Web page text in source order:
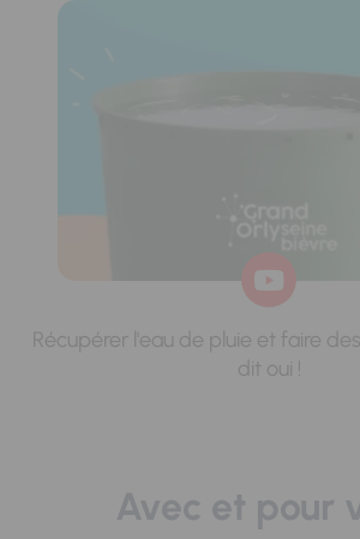
Récupérer l'eau de pluie et faire
dit oui !
Avec et pour